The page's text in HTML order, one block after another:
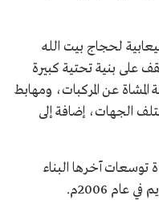
لحجاج بيت الله
12 طابقًا، ويقف على بنية تحتية كبيرة
عن المركبات، ومهابط
مخرجًا من مختلف الجهات، إضافة إلى
وشهد عدة توسعات آخرها البناء
2006م.